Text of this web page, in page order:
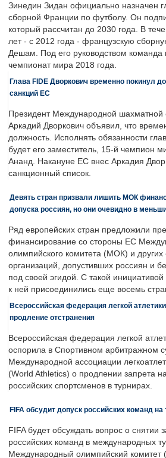
Зинедин Зидан официально назначен
сборной Франции по футболу. Он
который рассчитан до 2030 года. В
лет - с 2012 года - французскую
Дешам. Под его руководством команда
чемпионат мира 2018 года.
Глава FIDE Дворкович временно покинул
санкций ЕС
Президент Международной
Аркадий Дворкович объявил, что
должность. Исполнять обязанности
будет его заместитель, 15-й чемпион
Ананд. Накануне ЕС внес Аркадия
санкционный список.
Девять стран призвали лишить МОК
допуска россиян, но они очевидно в
Ряд европейских стран предложили
финансирование со стороны ЕС
олимпийского комитета (МОК) и других
организаций, допустивших россиян и
под своей эгидой. С такой
к ней присоединились еще восемь
Всероссийская федерация легкой
продление отстранения
Всероссийская федерация легкой
оспорила в Спортивном арбитражном
Международной ассоциации
(World Athletics) о продлении запрета
российских спортсменов в турнирах.
FIFA обсудит допуск российских команд
FIFA будет обсуждать вопрос о снятии
российских команд в международных
Международный олимпийский